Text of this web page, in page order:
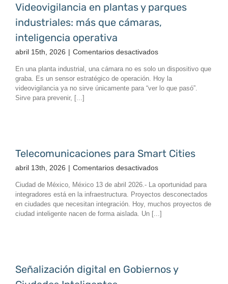
como
Empresa
por
año.
Videovigilancia en plantas y parques
industriales: más que cámaras,
inteligencia operativa
abril 15th, 2026 | Comentarios desactivadosen
en
plantas
inteligencia
operativa
En una planta industrial, una cámara no es solo un dispositivo que
graba. Es un sensor estratégico de operación. Hoy la
videovigilancia ya no sirve únicamente para “ver lo que pasó”.
Sirve para prevenir, [...]
Telecomunicaciones para Smart Cities
abril 13th, 2026 | Comentarios desactivadosen
para
Smart
Cities
Ciudad de México, México 13 de abril 2026.- La oportunidad para
integradores está en la infraestructura. Proyectos desconectados
en ciudades que necesitan integración. Hoy, muchos proyectos de
ciudad inteligente nacen de forma aislada. Un [...]
Señalización digital en Gobiernos y